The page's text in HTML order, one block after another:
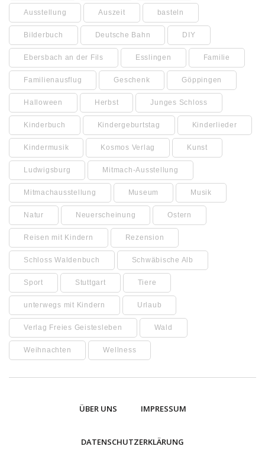
Ausstellung Auszeit basteln
Bilderbuch Deutsche Bahn DIY
Ebersbach an der Fils Esslingen Familie
Familienausflug Geschenk Göppingen
Halloween Herbst Junges Schloss
Kinderbuch Kindergeburtstag Kinderlieder
Kindermusik Kosmos Verlag Kunst
Ludwigsburg Mitmach-Ausstellung
Mitmachausstellung Museum Musik
Natur Neuerscheinung Ostern
Reisen mit Kindern Rezension
Schloss Waldenbuch Schwäbische Alb
Sport Stuttgart Tiere
unterwegs mit Kindern Urlaub
Verlag Freies Geistesleben Wald
Weihnachten Wellness
ÜBER UNS IMPRESSUM
DATENSCHUTZERKLÄRUNG